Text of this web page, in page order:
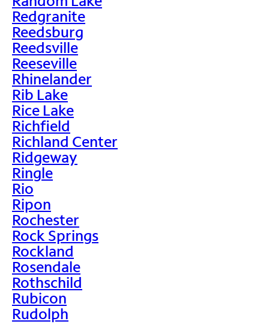
Redgranite
Reedsburg
Reedsville
Reeseville
Rhinelander
Rib Lake
Rice Lake
Richfield
Richland Center
Ridgeway
Ringle
Rio
Ripon
Rochester
Rock Springs
Rockland
Rosendale
Rothschild
Rubicon
Rudolph